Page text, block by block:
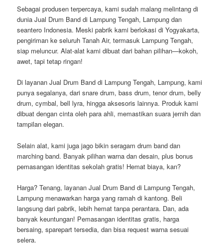
Sebagai produsen terpercaya, kami sudah malang melintang di
dunia Jual Drum Band di Lampung Tengah, Lampung dan
seantero Indonesia. Meski pabrik kami berlokasi di Yogyakarta,
pengiriman ke seluruh Tanah Air, termasuk Lampung Tengah,
siap meluncur. Alat-alat kami dibuat dari bahan pilihan—kokoh,
awet, tapi tetap ringan!
Di layanan Jual Drum Band di Lampung Tengah, Lampung, kami
punya segalanya, dari snare drum, bass drum, tenor drum, belly
drum, cymbal, bell lyra, hingga aksesoris lainnya. Produk kami
dibuat dengan cinta oleh para ahli, memastikan suara jernih dan
tampilan elegan.
Selain alat, kami juga jago bikin seragam drum band dan
marching band. Banyak pilihan warna dan desain, plus bonus
pemasangan identitas sekolah gratis! Hemat biaya, kan?
Harga? Tenang, layanan Jual Drum Band di Lampung Tengah,
Lampung menawarkan harga yang ramah di kantong. Beli
langsung dari pabrik, lebih hemat tanpa perantara. Dan, ada
banyak keuntungan! Pemasangan identitas gratis, harga
bersaing, sparepart tersedia, dan bisa request warna sesuai
selera.